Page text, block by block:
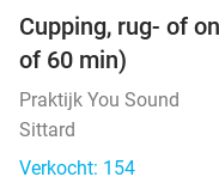
Cupping, rug- of
of 60 min)
Praktijk You Sound
Sittard
Verkocht: 154